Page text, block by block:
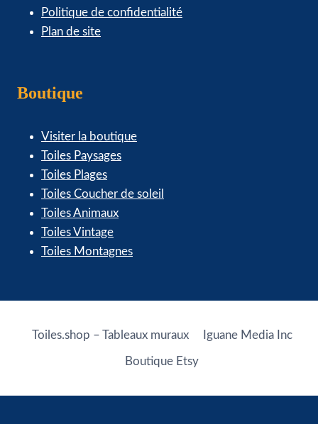
Politique de confidentialité
Plan de site
Boutique
Visiter la boutique
Toiles Paysages
Toiles Plages
Toiles Coucher de soleil
Toiles Animaux
Toiles Vintage
Toiles Montagnes
Toiles.shop – Tableaux muraux Iguane Media Inc
Boutique Etsy